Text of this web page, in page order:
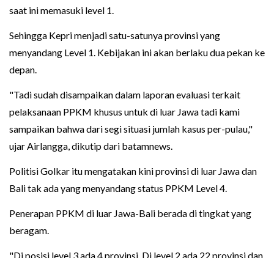
saat ini memasuki level 1.
Sehingga Kepri menjadi satu-satunya provinsi yang
menyandang Level 1. Kebijakan ini akan berlaku dua pekan ke
depan.
"Tadi sudah disampaikan dalam laporan evaluasi terkait
pelaksanaan PPKM khusus untuk di luar Jawa tadi kami
sampaikan bahwa dari segi situasi jumlah kasus per-pulau,"
ujar Airlangga, dikutip dari batamnews.
Politisi Golkar itu mengatakan kini provinsi di luar Jawa dan
Bali tak ada yang menyandang status PPKM Level 4.
Penerapan PPKM di luar Jawa-Bali berada di tingkat yang
beragam.
"Di posisi level 3 ada 4 provinsi. Di level 2 ada 22 provinsi dan